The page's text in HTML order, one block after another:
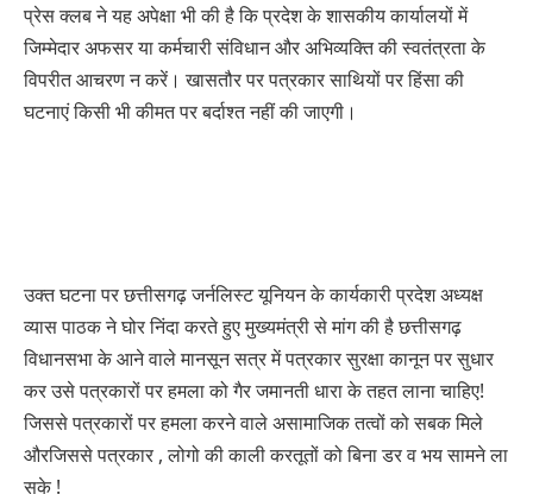
प्रेस क्लब ने यह अपेक्षा भी की है कि प्रदेश के शासकीय कार्यालयों में
जिम्मेदार अफसर या कर्मचारी संविधान और अभिव्यक्ति की स्वतंत्रता के
विपरीत आचरण न करें। खासतौर पर पत्रकार साथियों पर हिंसा की
घटनाएं किसी भी कीमत पर बर्दाश्त नहीं की जाएगी।
उक्त घटना पर छत्तीसगढ़ जर्नलिस्ट यूनियन के कार्यकारी प्रदेश अध्यक्ष
व्यास पाठक ने घोर निंदा करते हुए मुख्यमंत्री से मांग की है छत्तीसगढ़
विधानसभा के आने वाले मानसून सत्र में पत्रकार सुरक्षा कानून पर सुधार
कर उसे पत्रकारों पर हमला को गैर जमानती धारा के तहत लाना चाहिए!
जिससे पत्रकारों पर हमला करने वाले असामाजिक तत्वों को सबक मिले
औरजिससे पत्रकार , लोगो की काली करतूतों को बिना डर व भय सामने ला
सके !